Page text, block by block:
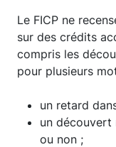
Le FICP ne
sur des crédits
compris les
pour plusieurs
un retard
un découvert
ou non ;